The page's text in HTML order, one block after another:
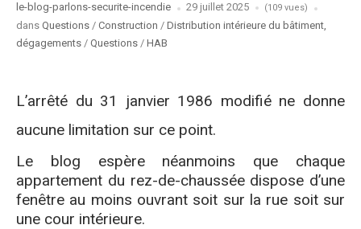
Posted
by
le-blog-parlons-securite-incendie 29 juillet 2025 (109 vues)
dans Posted
in
Questions / Construction / Distribution intérieure du bâtiment,
dégagements / Questions / HAB
L’arrêté du 31 janvier 1986 modifié ne donne
aucune limitation sur ce point.
Le blog espère néanmoins que chaque
appartement du rez-de-chaussée dispose d’une
fenêtre au moins ouvrant soit sur la rue soit sur
une cour intérieure.